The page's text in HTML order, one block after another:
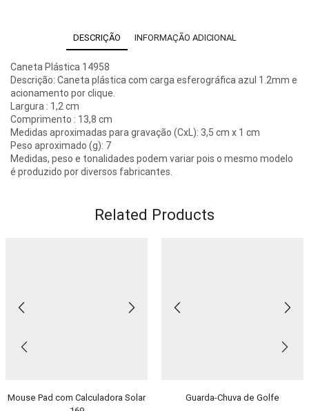
DESCRIÇÃO INFORMAÇÃO ADICIONAL
Caneta Plástica 14958
Descrição: Caneta plástica com carga esferográfica azul 1.2mm e
acionamento por clique.
Largura : 1,2 cm
Comprimento : 13,8 cm
Medidas aproximadas para gravação (CxL): 3,5 cm x 1 cm
Peso aproximado (g): 7
Medidas, peso e tonalidades podem variar pois o mesmo modelo
é produzido por diversos fabricantes.
Related Products
Mouse Pad com Calculadora Solar
Guarda-Chuva de Golfe